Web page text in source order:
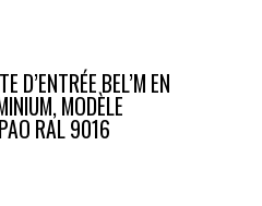
D’ENTRÉE BEL’M EN
MODÈLE
RAL 9016